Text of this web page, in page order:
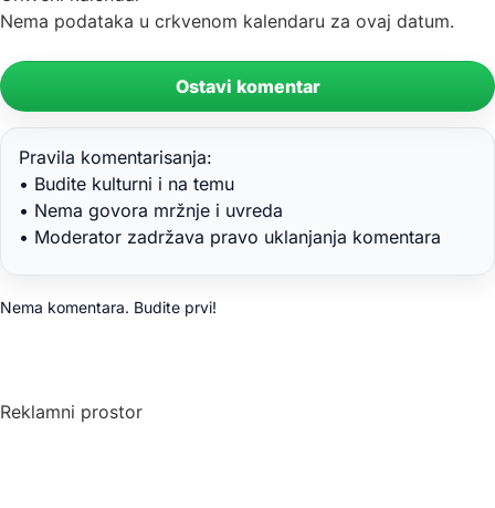
Nema podataka u crkvenom kalendaru za ovaj datum.
Ostavi komentar
Pravila komentarisanja:
• Budite kulturni i na temu
• Nema govora mržnje i uvreda
• Moderator zadržava pravo uklanjanja komentara
Nema komentara. Budite prvi!
Reklamni prostor